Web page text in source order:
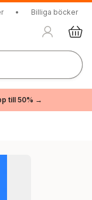
• Billiga böcker
till 50% →